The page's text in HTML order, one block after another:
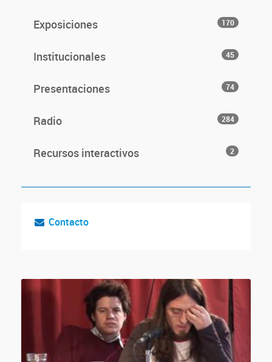
Exposiciones 170
Institucionales 45
Presentaciones 74
Radio 284
Recursos interactivos 2
Contacto